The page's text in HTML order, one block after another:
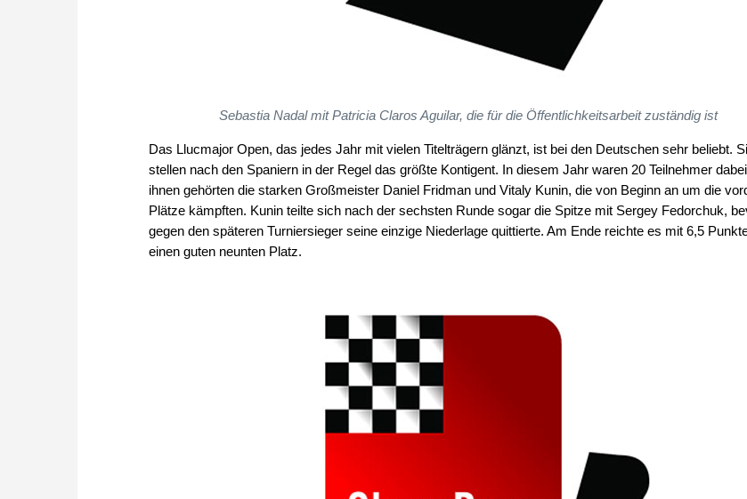
Sebastia Nadal mit Patricia Claros Aguilar, die für die Öffentlichkeitsarbeit zuständig ist
Das Llucmajor Open, das jedes Jahr mit vielen Titelträgern glänzt, ist bei den Deutschen sehr beliebt.
stellen nach den Spaniern in der Regel das größte Kontigent. In diesem Jahr waren 20 Teilnehmer
ihnen gehörten die starken Großmeister Daniel Fridman und Vitaly Kunin, die von Beginn an um die
Plätze kämpften. Kunin teilte sich nach der sechsten Runde sogar die Spitze mit Sergey Fedorchuk,
gegen den späteren Turniersieger seine einzige Niederlage quittierte. Am Ende reichte es mit 6,5
einen guten neunten Platz.